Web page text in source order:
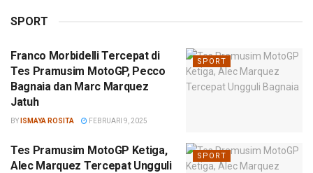
SPORT
SPORT
Franco Morbidelli Tercepat di
Tes Pramusim MotoGP, Pecco
Bagnaia dan Marc Marquez
Jatuh
BY ISMAYA ROSITA FEBRUARI 9, 2025
SPORT
Tes Pramusim MotoGP Ketiga,
Alec Marquez Tercepat Ungguli